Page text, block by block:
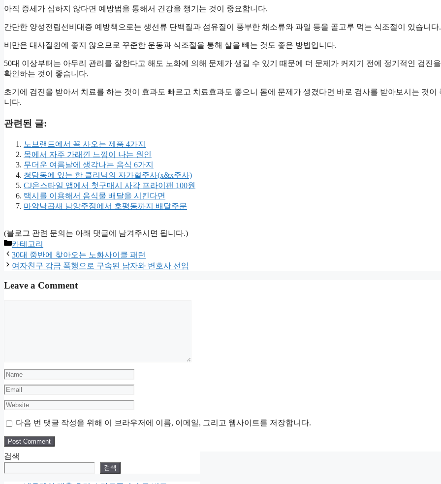
아직 증세가 심하지 않다면 예방법을 통해서 건강을 챙기는 것이 중요합니다.
간단한 양성전립선비대증 예방책으로는 생선류 단백질과 섬유질이 풍부한 채소류와 과일 등을 골고루 먹는 식조절이 있습니다.
비만은 대사질환에 좋지 않으므로 꾸준한 운동과 식조절을 통해 살을 빼는 것도 좋은 방법입니다.
50대 이상부터는 아무리 관리를 잘한다고 해도 노화에 의해 문제가 생길 수 있기 때문에 더 문제가 커지기 전에 정기적인 검진
확인하는 것이 좋습니다.
초기에 검진을 받아서 치료를 하는 것이 효과도 빠르고 치료효과도 좋으니 몸에 문제가 생겼다면 바로 검사를 받아보시는 것이
니다.
관련된 글:
노브랜드에서 꼭 사오는 제품 4가지
목에서 자주 가래낀 느낌이 나는 원인
무더운 여름날에 생각나는 음식 6가지
청담동에 있는 한 클리닉의 자가혈주사(x&x주사)
CJ온스타일 앱에서 첫구매시 사각 프라이팬 100원
택시를 이용해서 음식물 배달을 시킨다면
마약낙곱새 남양주점에서 호평동까지 배달주문
(블로그 관련 문의는 아래 댓글에 남겨주시면 됩니다.)
Categories
카테고리
30대 중반에 찾아오는 노화사이클 패턴
여자친구 감금 폭행으로 구속된 남자와 변호사 선임
Leave a Comment
Name
Email
Website
다음 번 댓글 작성을 위해 이 브라우저에 이름, 이메일, 그리고 웹사이트를 저장합니다.
검색
검색